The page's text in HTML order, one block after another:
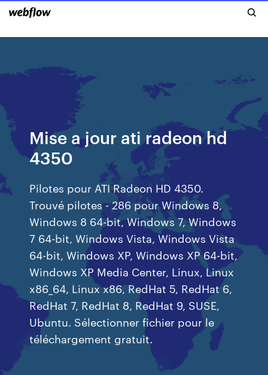
Mise a jour ati radeon hd
4350
Pilotes pour ATI Radeon HD 4350.
Trouvé pilotes - 286 pour Windows 8,
Windows 8 64-bit, Windows 7, Windows
7 64-bit, Windows Vista, Windows Vista
64-bit, Windows XP, Windows XP 64-bit,
Windows XP Media Center, Linux, Linux
x86_64, Linux x86, RedHat 5, RedHat 6,
RedHat 7, RedHat 8, RedHat 9, SUSE,
Ubuntu. Sélectionner fichier pour le
téléchargement gratuit.